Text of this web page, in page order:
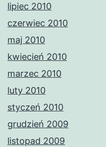
lipiec 2010
czerwiec 2010
maj 2010
kwiecień 2010
marzec 2010
luty 2010
styczeń 2010
grudzień 2009
listopad 2009